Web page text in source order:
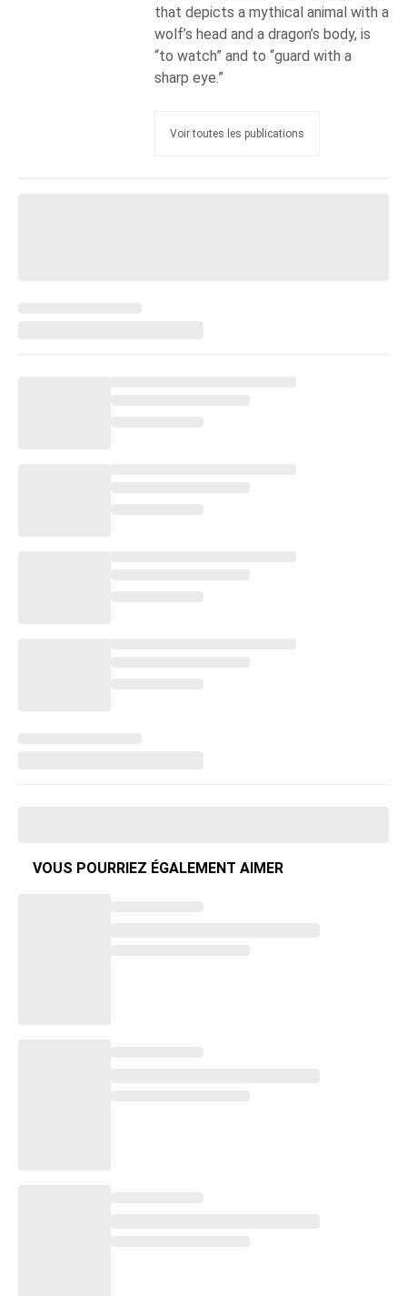
that depicts a mythical animal with a
wolf’s head and a dragon’s body, is
“to watch” and to “guard with a
sharp eye.”
Voir toutes les publications
VOUS POURRIEZ ÉGALEMENT AIMER